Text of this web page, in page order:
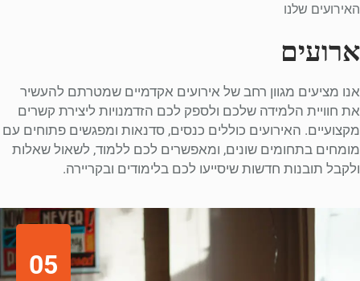
האירועים שלנו
ארועים
אנו מציעים מגוון רחב של אירועים אקדמיים שמטרתם להעשיר
את חוויית הלמידה שלכם ולספק לכם הזדמנויות ליצירת קשרים
מקצועיים. האירועים כוללים כנסים, סדנאות ומפגשים פתוחים עם
מומחים בתחומים שונים, ומאפשרים לכם ללמוד, לשאול שאלות
ולקבל תובנות חדשות שיסייעו לכם בלימודים ובקריירה.
05